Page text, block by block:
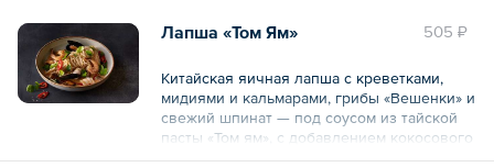
505 ₽
Лапша «Том Ям»
Китайская яичная лапша с креветками,
мидиями и кальмарами, грибы «Вешенки» и
свежий шпинат — под соусом из тайской
пасты «Том ям», с добавлением кокосового
соуса и украшением из красного чили,